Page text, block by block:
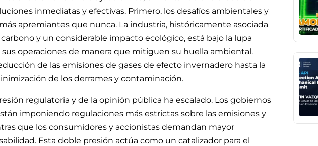
inmediatas y efectivas. Primero, los desafíos ambientales y
apremiantes que nunca. La industria, históricamente asociada
y un considerable impacto ecológico, está bajo la lupa
operaciones de manera que mitiguen su huella ambiental.
de las emisiones de gases de efecto invernadero hasta la
de los derrames y contaminación.
regulatoria y de la opinión pública ha escalado. Los gobiernos
imponiendo regulaciones más estrictas sobre las emisiones y
que los consumidores y accionistas demandan mayor
Esta doble presión actúa como un catalizador para el